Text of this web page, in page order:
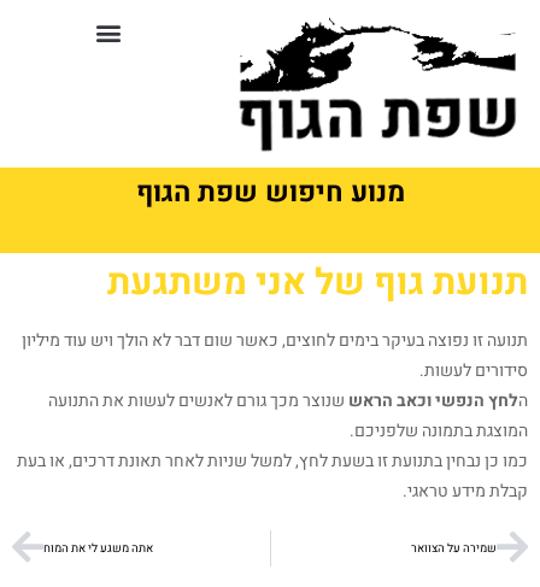
מנוע חיפוש שפת הגוף
תנועת גוף של אני משתגעת
תנועה זו נפוצה בעיקר בימים לחוצים, כאשר שום דבר לא הולך ויש עוד מיליון
סידורים לעשות.
הלחץ הנפשי וכאב הראש שנוצר מכך גורם לאנשים לעשות את התנועה
המוצגת בתמונה שלפניכם.
כמו כן נבחין בתנועת זו בשעת לחץ, למשל שניות לאחר תאונת דרכים, או בעת
קבלת מידע טראגי.
שמירה על הצוואר אתה משגע לי את המוח